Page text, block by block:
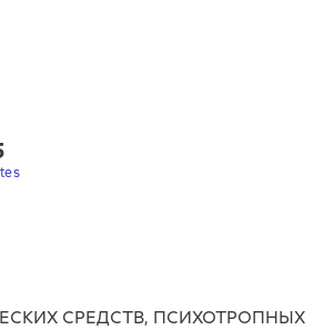
СРЕДСТВ, ПСИХОТРОПНЫХ